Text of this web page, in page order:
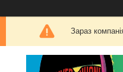
Зараз